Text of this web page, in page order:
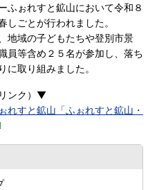
ふぉれすと鉱山において令和８
しごとが行われました。
地域の子どもたちや登別市景
員等含め２５名が参加し、落ち
に取り組みました。
ンク）▼
れすと鉱山「ふぉれすと鉱山・